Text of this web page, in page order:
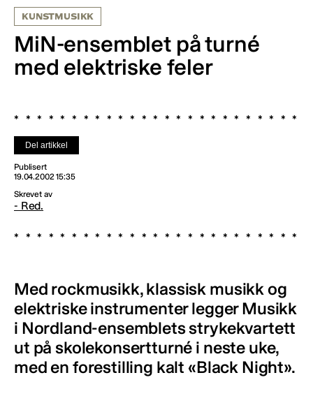
KUNSTMUSIKK
MiN-ensemblet på turné
med elektriske feler
Del artikkel
Publisert
19.04.2002 15:35
Skrevet av
- Red.
Med rockmusikk, klassisk musikk og
elektriske instrumenter legger Musikk
i Nordland-ensemblets strykekvartett
ut på skolekonsertturné i neste uke,
med en forestilling kalt «Black Night».